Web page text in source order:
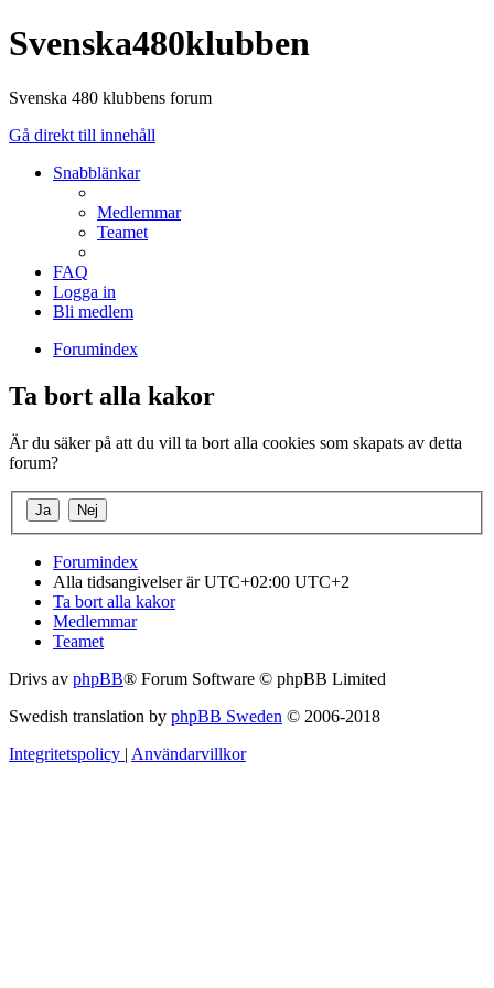
Svenska480klubben
Svenska 480 klubbens forum
Gå direkt till innehåll
Snabblänkar
Medlemmar
Teamet
FAQ
Logga in
Bli medlem
Forumindex
Ta bort alla kakor
Är du säker på att du vill ta bort alla cookies som skapats av detta
forum?
Forumindex
Alla tidsangivelser är UTC+02:00 UTC+2
Ta bort alla kakor
Medlemmar
Teamet
Drivs av phpBB® Forum Software © phpBB Limited
Swedish translation by phpBB Sweden © 2006-2018
Integritetspolicy | Användarvillkor